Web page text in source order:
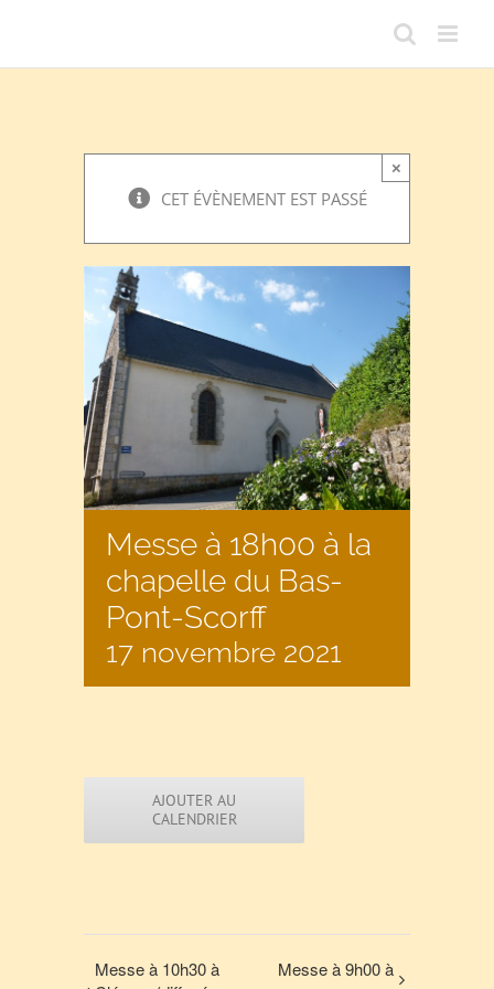
CET ÉVÈNEMENT EST PASSÉ
×
Messe à 18h00 à la
chapelle du Bas-
Pont-Scorff
17 novembre 2021
AJOUTER AU
CALENDRIER
Messe à 10h30 à
Messe à 9h00 à